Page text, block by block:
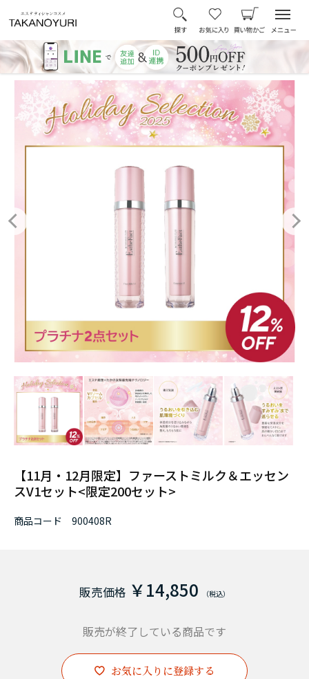
【11月・12月限定】ファーストミルク＆エッセン
スV1セット<限定200セット>
￥14,850
商品コード 900408R
お気に入りに登録する
販売が終了している商品です